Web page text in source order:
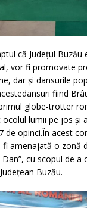
că Județul Buzău
vor fi promovate
dar şi dansurile
fiind
globe-trotter
lumii pe jos şi
de opinci.În acest
fi amenajată o zonă
cu scopul de a
Buzău.